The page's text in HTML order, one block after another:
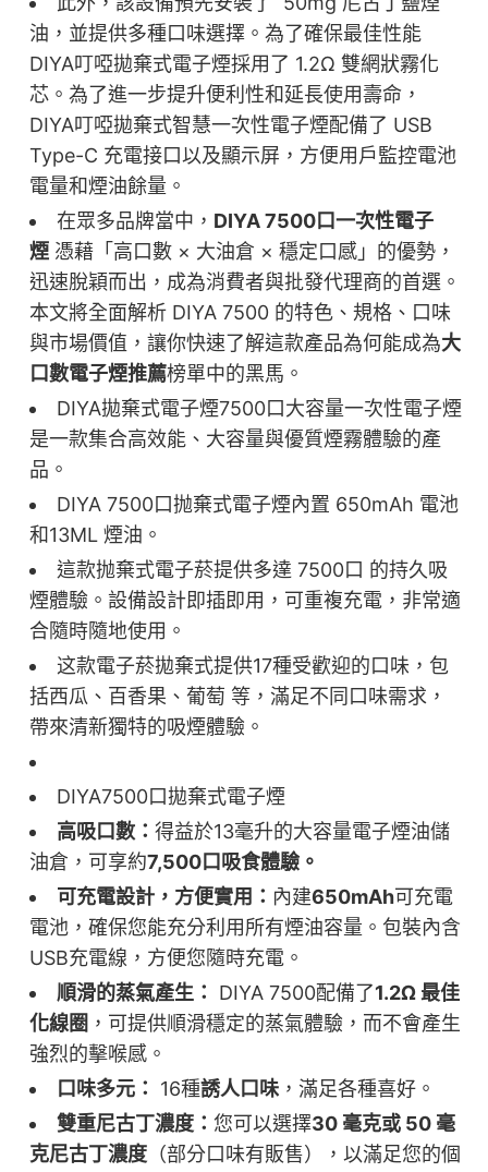
油，並提供多種口味選擇。為了確保最佳性能
DIYA叮啞拋棄式電子煙採用了 1.2Ω 雙網狀霧化
芯。為了進一步提升便利性和延長使用壽命，
DIYA叮啞拋棄式智慧一次性電子煙配備了 USB
Type-C 充電接口以及顯示屏，方便用戶監控電池
電量和煙油餘量。
在眾多品牌當中， DIYA 7500口一次性電子
煙憑藉「高口數 × 大油倉 × 穩定口感」的優勢，
迅速脫穎而出，成為消費者與批發代理商的首選。
本文將全面解析 DIYA 7500 的特色、規格、口味
與市場價值，讓你快速了解這款產品為何能成為大
口數電子煙推薦榜單中的黑馬。
DIYA拋棄式電子煙7500口大容量一次性電子煙
是一款集合高效能、大容量與優質煙霧體驗的產
品。
DIYA 7500口抛棄式電子煙內置 650mAh 電池
和13ML 煙油。
這款抛棄式電子菸提供多達 7500口 的持久吸
煙體驗。設備設計即插即用，可重複充電，非常適
合隨時隨地使用。
这款電子菸拋棄式提供17種受歡迎的口味，包
括西瓜、百香果、葡萄 等，滿足不同口味需求，
帶來清新獨特的吸煙體驗。
DIYA7500口拋棄式電子煙
高吸口數： 得益於13毫升的大容量電子煙油儲
油倉，可享約7,500口吸食體驗。
可充電設計，方便實用： 內建650mAh可充電
電池，確保您能充分利用所有煙油容量。包裝內含
USB充電線，方便您隨時充電。
順滑的蒸氣產生：
DIYA 7500配備了1.2Ω 最佳
化線圈 ，可提供順滑穩定的蒸氣體驗，而不會產生
強烈的擊喉感。
口味多元：
16種誘人口味，滿足各種喜好。
雙重尼古丁濃度： 您可以選擇30 毫克或 50 毫
克尼古丁濃度（部分口味有販售），以滿足您的個